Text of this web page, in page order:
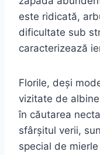
este ridicată,
dificultate sub
caracterizează
Florile, deși
vizitate de
în căutarea
sfârșitul verii,
special de